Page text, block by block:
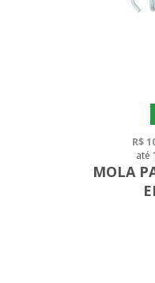
R$
até
MOLA